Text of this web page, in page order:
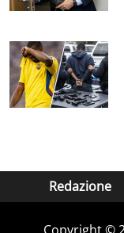
Redazione
Copyright ©